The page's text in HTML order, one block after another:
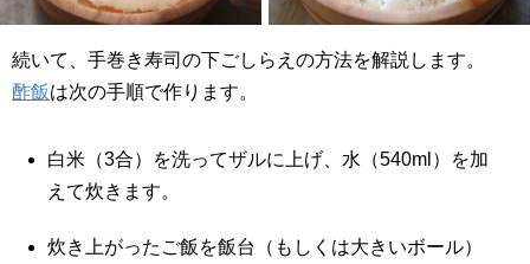
続いて、手巻き寿司の下ごしらえの方法を解説します。
酢飯は次の手順で作ります。
白米（3合）を洗ってザルに上げ、水（540ml）を加
えて炊きます。
炊き上がったご飯を飯台（もしくは大きいボール）